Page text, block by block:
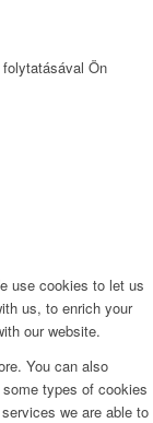
Ön
use cookies to let us
us, to enrich your
our website.
You can also
types of cookies
we are able to